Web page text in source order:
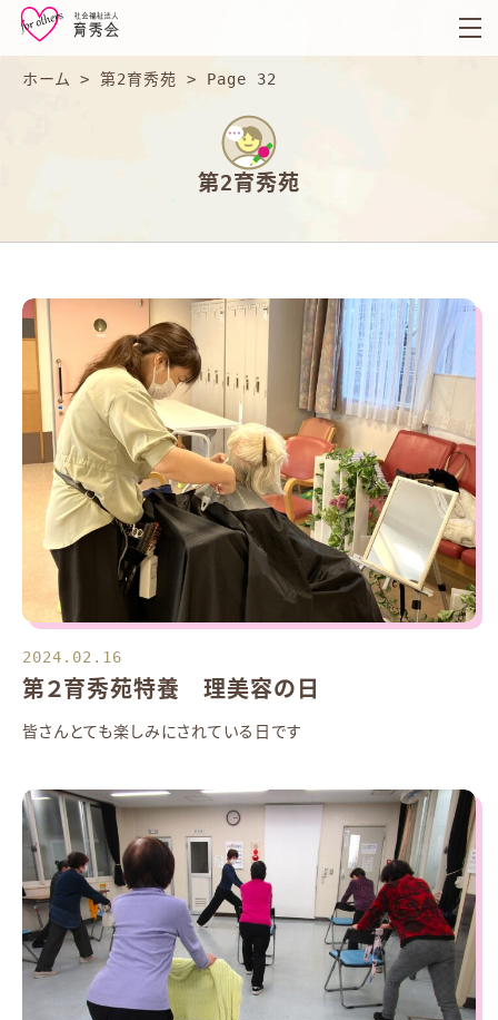
育
秀
会
ホーム > 第2育秀苑 > Page 32
第2育秀苑
2024.02.16
第２育秀苑特養 理美容の日
皆さんとても楽しみにされている日です